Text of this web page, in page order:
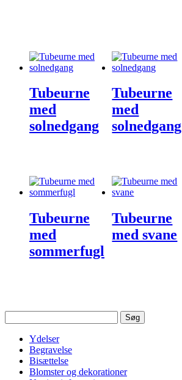
Tubeurne
med
solnedgang
Tubeurne
med
solnedgang
Tubeurne
med
sommerfugl
Tubeurne
med svane
efter:
Ydelser
Begravelse
Bisættelse
Blomster og dekorationer